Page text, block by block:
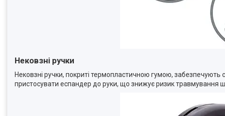
Нековзні ручки
Нековзні ручки, покриті термопластичною гумою,
пристосувати еспандер до руки, що знижує ризик травмування